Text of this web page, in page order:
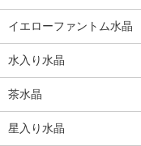
イエローファントム水晶
水入り水晶
茶水晶
星入り水晶